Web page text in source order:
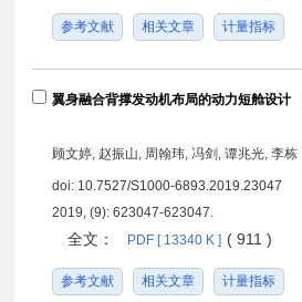
参考文献 相关文章 计量指标
翼身融合背撑发动机布局的动力短舱设计
顾文婷, 赵振山, 周翰玮, 冯剑, 谭兆光, 李栋
doi: 10.7527/S1000-6893.2019.23047
2019, (9): 623047-623047.
全文： PDF [ 13340 K ] ( 911 )
参考文献 相关文章 计量指标